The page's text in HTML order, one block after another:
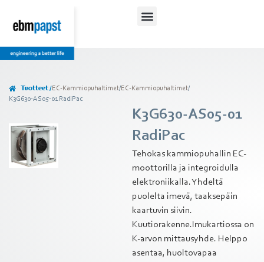
Tuotteet /EC-Kammiopuhaltimet/EC-Kammiopuhaltimet/
K3G630-AS05-01 RadiPac
K3G630-AS05-01
RadiPac
Tehokas kammiopuhallin EC-
moottorilla ja integroidulla
elektroniikalla. Yhdeltä
puolelta imevä, taaksepäin
kaartuvin siivin.
Kuutiorakenne.Imukartiossa on
K-arvon mittausyhde. Helppo
asentaa, huoltovapaa